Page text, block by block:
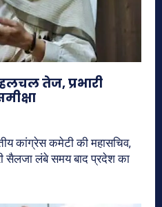
तेज, प्रभारी
कांग्रेस कमेटी की महासचिव,
सैलजा लंबे समय बाद प्रदेश का